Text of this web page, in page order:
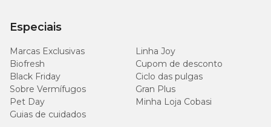
Especiais
Marcas Exclusivas
Linha Joy
Biofresh
Cupom de desconto
Black Friday
Ciclo das pulgas
Sobre Vermífugos
Gran Plus
Pet Day
Minha Loja Cobasi
Guias de cuidados